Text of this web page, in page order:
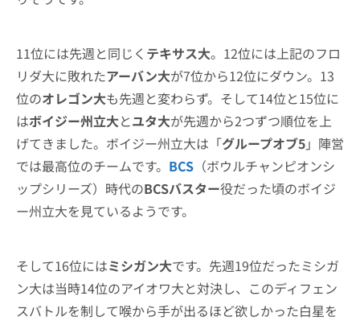
11位には先週と同じく テキサス大。12位には上記のフロ
リダ大に敗れたアーバン大が7位から12位にダウン。13
位のオレゴン大も先週と変わらず。そして14位と15位に
はボイジー州立大とユタ大が先週から2つずつ順位を上
げてきました。ボイジー州立大は「グループオブ5」陣営
では最高位のチームです。 BCS （ボウルチャンピオンシ
ップシリーズ）時代のBCSバスター役だった頃のボイジ
ー州立大を見ているようです。
そして16位にはミシガン大です。先週19位だったミシガ
ン大は当時14位のアイオワ大と対決し、このディフェン
スバトルを制して喉から手が出るほど欲しかった白星を